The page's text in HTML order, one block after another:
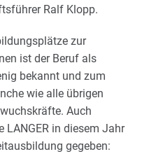
Ralf Klopp.
zur
ist der Beruf als
bekannt und zum
wie alle übrigen
Auch
LANGER in diesem Jahr
gegeben: